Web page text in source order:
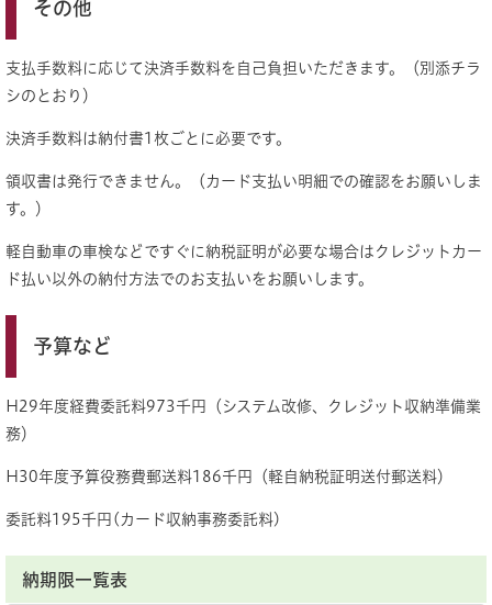
その他
支払手数料に応じて決済手数料を自己負担いただきます。（別添チラ
シのとおり）
決済手数料は納付書1枚ごとに必要です。
領収書は発行できません。（カード支払い明細での確認をお願いしま
す。）
軽自動車の車検などですぐに納税証明が必要な場合はクレジットカー
ド払い以外の納付方法でのお支払いをお願いします。
予算など
H29年度経費委託料973千円（システム改修、クレジット収納準備業
務）
H30年度予算役務費郵送料186千円（軽自納税証明送付郵送料）
委託料195千円(カード収納事務委託料)
納期限一覧表